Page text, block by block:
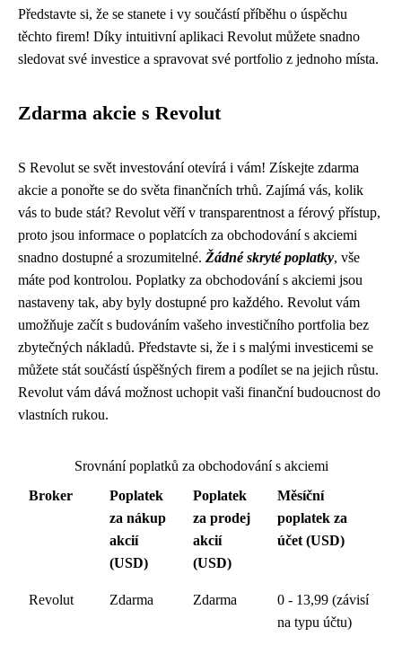
Představte si, že se stanete i vy součástí příběhu o úspěchu
těchto firem! Díky intuitivní aplikaci Revolut můžete snadno
sledovat své investice a spravovat své portfolio z jednoho místa.
Zdarma akcie s Revolut
S Revolut se svět investování otevírá i vám! Získejte zdarma
akcie a ponořte se do světa finančních trhů. Zajímá vás, kolik
vás to bude stát? Revolut věří v transparentnost a férový přístup,
proto jsou informace o poplatcích za obchodování s akciemi
snadno dostupné a srozumitelné. Žádné skryté poplatky, vše
máte pod kontrolou. Poplatky za obchodování s akciemi jsou
nastaveny tak, aby byly dostupné pro každého. Revolut vám
umožňuje začít s budováním vašeho investičního portfolia bez
zbytečných nákladů. Představte si, že i s malými investicemi se
můžete stát součástí úspěšných firem a podílet se na jejich růstu.
Revolut vám dává možnost uchopit vaši finanční budoucnost do
vlastních rukou.
Srovnání poplatků za obchodování s akciemi
Broker
Poplatek
za nákup
akcií
(USD)
Poplatek
za prodej
akcií
(USD)
Měsíční
poplatek za
účet (USD)
Revolut Zdarma Zdarma
0 - 13,99 (závisí
na typu účtu)